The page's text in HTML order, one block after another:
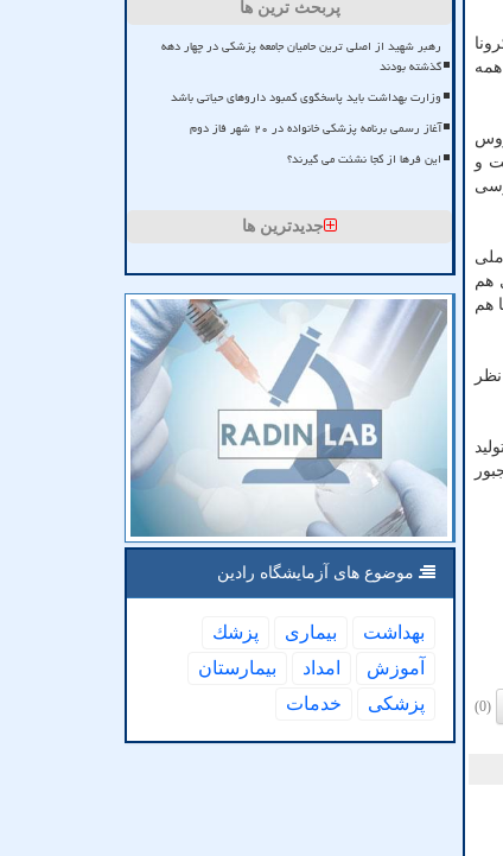
همه
و
هم
هم
(0)
پربحث ترین ها
رهبر شهید از اصلی ترین حامیان جامعه پزشکی در چهار دهه
گذشته بودند
وزارت بهداشت باید پاسخگوی کمبود داروهای حیاتی باشد
آغاز رسمی برنامه پزشکی خانواده در ۲۰ شهر فاز دوم
این فرها از کجا نشئت می گیرند؟
جدیدترین ها
موضوع های آزمایشگاه رادین
بهداشت بیماری
پزشك
آموزش
امداد
بیمارستان
پزشكی
خدمات